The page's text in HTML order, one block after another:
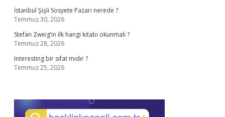
İstanbul Şişli Sosyete Pazarı nerede ?
Temmuz 30, 2026
Stefan Zweig’in ilk hangi kitabı okunmalı ?
Temmuz 28, 2026
Interesting bir sıfat mıdır ?
Temmuz 25, 2026